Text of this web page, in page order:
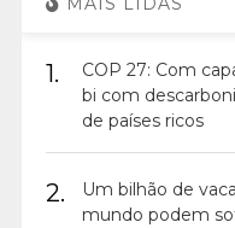
1.
COP 27: Com
bi com
de países ricos
2.
Um bilhão de
mundo podem